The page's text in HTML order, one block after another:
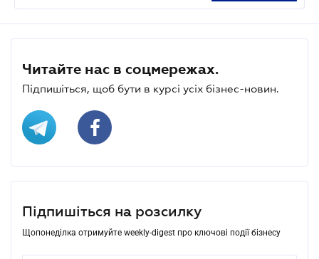
Читайте нас в соцмережах.
Підпишіться, щоб бути в курсі усіх бізнес-новин.
Підпишіться на розсилку
Щопонеділка отримуйте weekly-digest про ключові події бізнесу